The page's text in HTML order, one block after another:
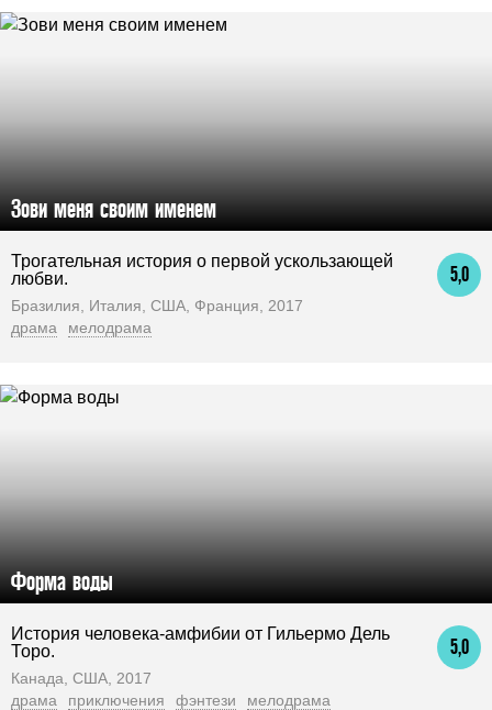
Зови меня своим именем
5,0
Трогательная история о первой ускользающей
любви.
Бразилия, Италия, США, Франция, 2017
драма
мелодрама
Форма воды
5,0
История человека-амфибии от Гильермо Дель
Торо.
Канада, США, 2017
драма
приключения фэнтези мелодрама